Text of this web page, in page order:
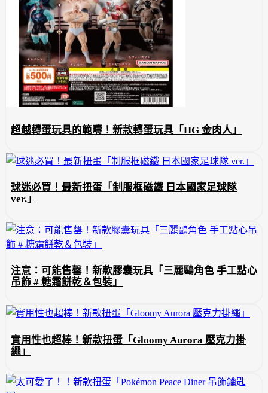
超越轉蛋玩具的範疇！新款轉蛋玩具「HG 金肉人」
球迷必買！最新扭蛋「制服框磁鐵 日本國家足球隊
ver.」
注意：可能售罄！新款膠囊玩具「三麗鷗角色 手工點心
吊飾 # 糖霜餅乾＆包裝」
實用性也超棒！新款扭蛋「Gloomy Aurora 壓克力掛
繩」